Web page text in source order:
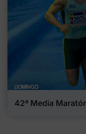
42ª Media